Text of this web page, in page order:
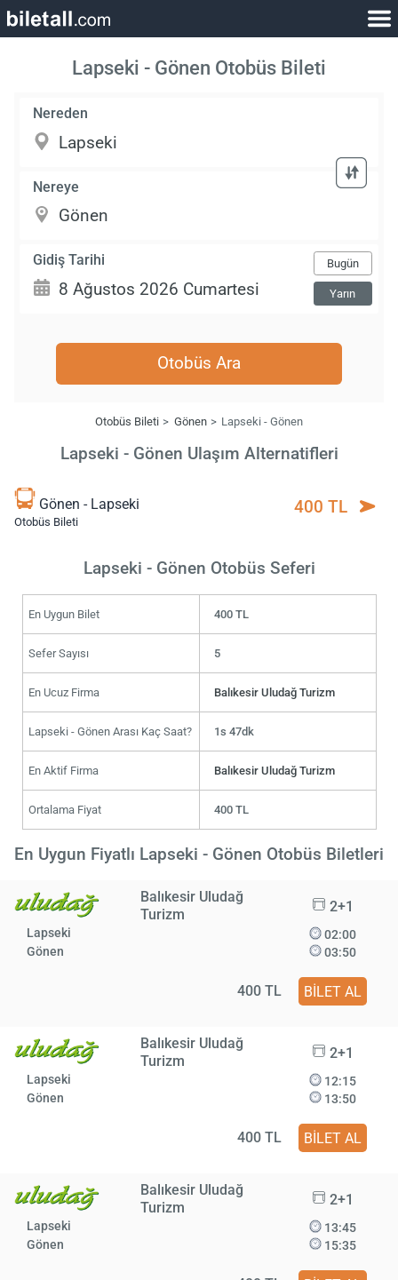
Lapseki - Gönen Otobüs Bileti
Nereden
Nereye
Gidiş Tarihi Bugün
Yarın
Otobüs Ara
Otobüs Bileti Gönen Lapseki - Gönen
Lapseki - Gönen Ulaşım Alternatifleri
Gönen - Lapseki
Otobüs Bileti
400 TL
Lapseki - Gönen Otobüs Seferi
En Uygun Bilet 400 TL
Sefer Sayısı 5
En Ucuz Firma Balıkesir Uludağ Turizm
Lapseki - Gönen Arası Kaç Saat? 1s 47dk
En Aktif Firma Balıkesir Uludağ Turizm
Ortalama Fiyat 400 TL
En Uygun Fiyatlı Lapseki - Gönen Otobüs Biletleri
Balıkesir Uludağ
Turizm
2+1
Lapseki
Gönen
02:00
03:50
400 TL BİLET AL
Balıkesir Uludağ
Turizm
2+1
Lapseki
Gönen
12:15
13:50
400 TL BİLET AL
Balıkesir Uludağ
Turizm
2+1
Lapseki
Gönen
13:45
15:35